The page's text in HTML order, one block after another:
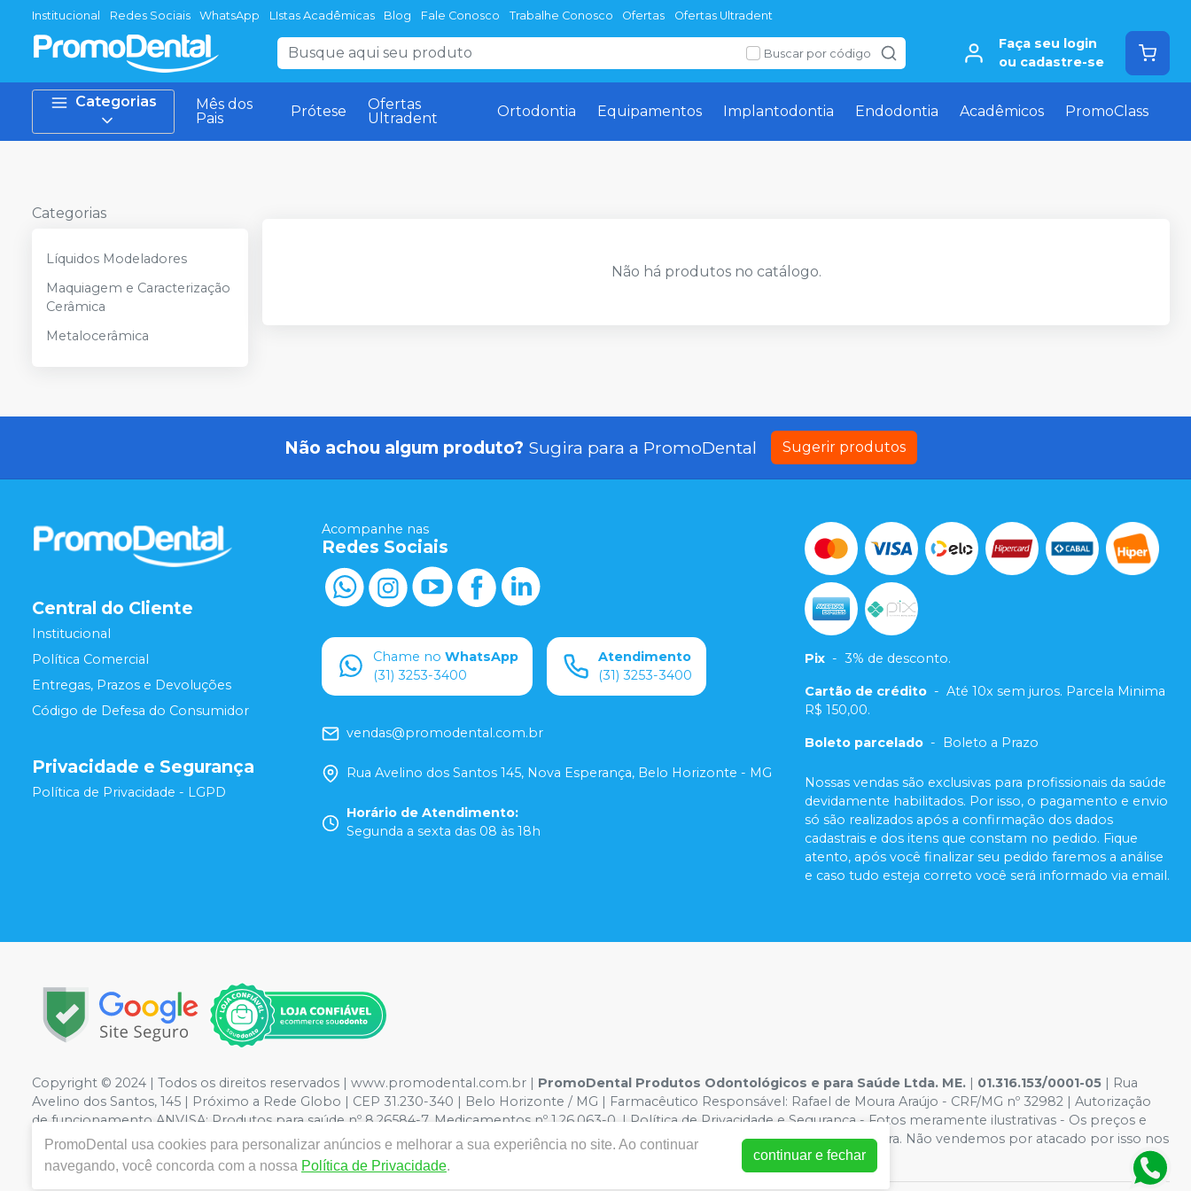
Institucional Redes Sociais WhatsApp LIstas Acadêmicas Blog Fale Conosco Trabalhe Conosco Ofertas Ofertas Ultradent
Buscar por código
Faça seu login
ou cadastre-se
Categorias
Mês dos
Pais
Prótese
Ofertas
Ultradent
Ortodontia Equipamentos Implantodontia Endodontia Acadêmicos PromoClass
Categorias
Líquidos Modeladores
Maquiagem e Caracterização
Cerâmica
Metalocerâmica
Não há produtos no catálogo.
Não achou algum produto? Sugira para a PromoDental Sugerir produtos
Central do Cliente
Institucional
Política Comercial
Entregas, Prazos e Devoluções
Código de Defesa do Consumidor
Privacidade e Segurança
Política de Privacidade - LGPD
Acompanhe nas
Redes Sociais
Chame no WhatsApp
(31) 3253-3400
Atendimento
(31) 3253-3400
vendas@promodental.com.br
Rua Avelino dos Santos 145, Nova Esperança, Belo Horizonte - MG
Horário de Atendimento:
Segunda a sexta das 08 às 18h
Pix - 3% de desconto.
Cartão de crédito - Até 10x sem juros. Parcela Minima
R$ 150,00.
Boleto parcelado - Boleto a Prazo
Nossas vendas são exclusivas para profissionais da saúde
devidamente habilitados. Por isso, o pagamento e envio
só são realizados após a confirmação dos dados
cadastrais e dos itens que constam no pedido. Fique
atento, após você finalizar seu pedido faremos a análise
e caso tudo esteja correto você será informado via email.
Copyright © 2024 | Todos os direitos reservados | www.promodental.com.br | PromoDental Produtos Odontológicos e para Saúde Ltda. ME. 01.316.153/0001-05 | Rua
Avelino dos Santos, 145 | Próximo a Rede Globo | CEP 31.230-340 | Belo Horizonte / MG | Farmacêutico Responsável: Rafael de Moura Araújo - CRF/MG nº 32982 | Autorização
de funcionamento ANVISA: Produtos para saúde nº 8.26584-7, Medicamentos nº 1.26.063-0. | Política de Privacidade e Segurança - Fotos meramente ilustrativas - Os preços e
condições da loja virtual estão sujeitos a alterações. Em caso de divergência de preços no site, o valor válido é o do Carrinho de Compra. Não vendemos por atacado por isso nos
reservamos o direito de não atender compras de grandes volumes pelo site.
PromoDental usa cookies para personalizar anúncios e melhorar a sua experiência no site. Ao continuar
navegando, você concorda com a nossa Política de Privacidade.
continuar e fechar